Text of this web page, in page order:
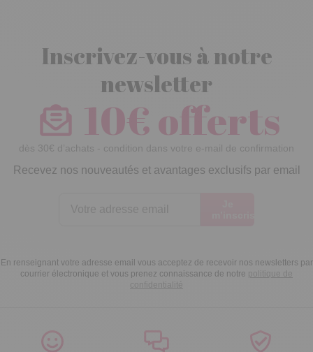
Inscrivez-vous à notre
newsletter
10€ offerts
dès 30€ d’achats - condition dans votre e-mail de confirmation
Recevez nos nouveautés et avantages exclusifs par email
En renseignant votre adresse email vous acceptez de recevoir nos newsletters par
courrier électronique et vous prenez connaissance de notre politique de
confidentialité